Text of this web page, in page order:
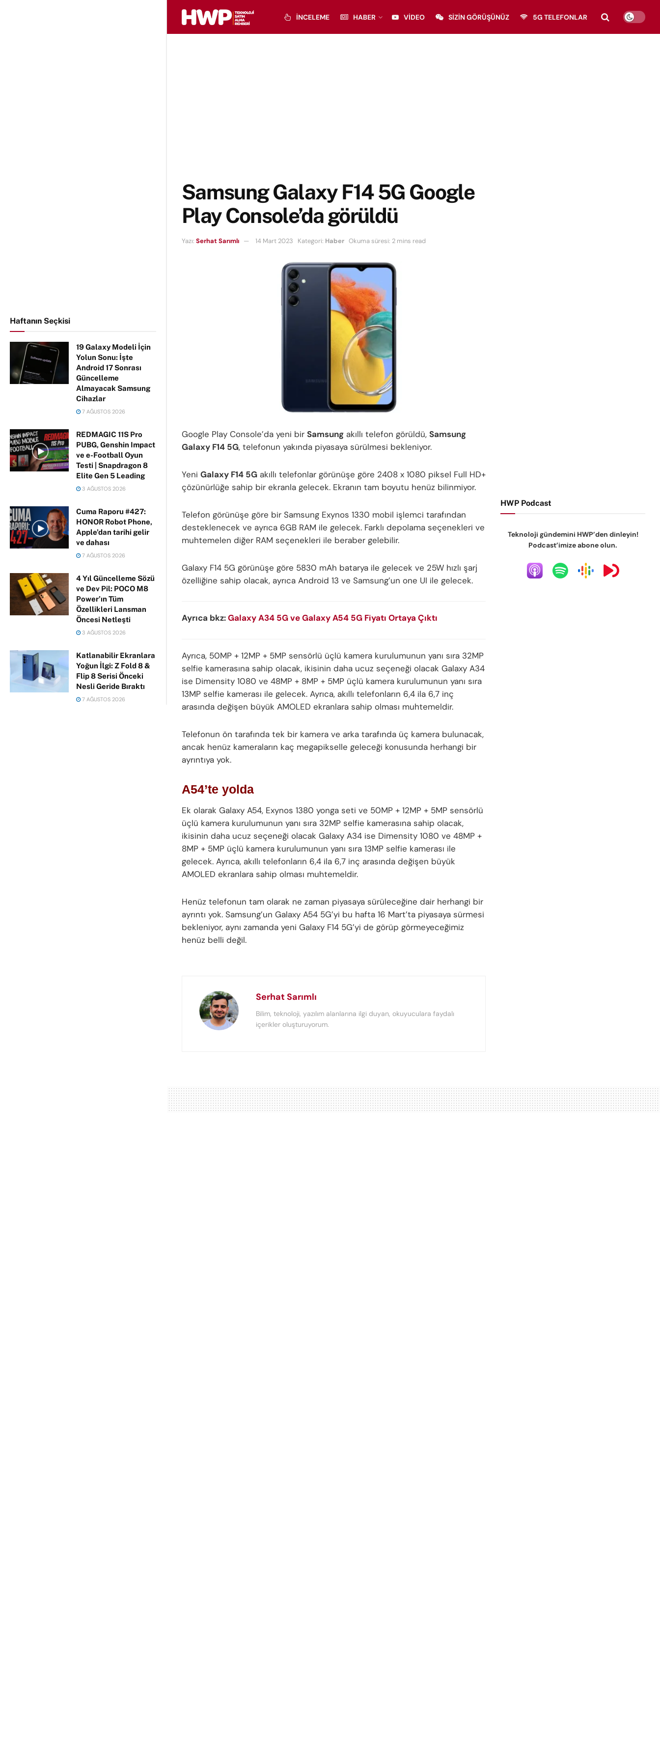
Haftanın Seçkisi
19 Galaxy Modeli İçin
Yolun Sonu: İşte
Android 17 Sonrası
Güncelleme
Almayacak Samsung
Cihazlar
7 AĞUSTOS 2026
REDMAGIC 11S Pro
PUBG, Genshin Impact
ve e-Football Oyun
Testi | Snapdragon 8
Elite Gen 5 Leading
3 AĞUSTOS 2026
Cuma Raporu #427:
HONOR Robot Phone,
Apple’dan tarihi gelir
ve dahası
7 AĞUSTOS 2026
4 Yıl Güncelleme Sözü
ve Dev Pil: POCO M8
Power’ın Tüm
Özellikleri Lansman
Öncesi Netleşti
3 AĞUSTOS 2026
Katlanabilir Ekranlara
Yoğun İlgi: Z Fold 8 &
Flip 8 Serisi Önceki
Nesli Geride Bıraktı
7 AĞUSTOS 2026
İNCELEME HABER VIDEO SIZIN GÖRÜŞÜNÜZ 5G TELEFONLAR
Samsung Galaxy F14 5G Google
Play Console’da görüldü
Yazı: Serhat Sarımlı 14 Mart 2023 Kategori: Haber Okuma süresi: 2 mins read
Google Play Console’da yeni bir Samsung akıllı telefon görüldü, Samsung
Galaxy F14 5G, telefonun yakında piyasaya sürülmesi bekleniyor.
Yeni Galaxy F14 5G akıllı telefonlar görünüşe göre 2408 x 1080 piksel Full HD+
çözünürlüğe sahip bir ekranla gelecek. Ekranın tam boyutu henüz bilinmiyor.
Telefon görünüşe göre bir Samsung Exynos 1330 mobil işlemci tarafından
desteklenecek ve ayrıca 6GB RAM ile gelecek. Farklı depolama seçenekleri ve
muhtemelen diğer RAM seçenekleri ile beraber gelebilir.
Galaxy F14 5G görünüşe göre 5830 mAh batarya ile gelecek ve 25W hızlı şarj
özelliğine sahip olacak, ayrıca Android 13 ve Samsung’un one UI ile gelecek.
Ayrıca bkz:Galaxy A34 5G ve Galaxy A54 5G Fiyatı Ortaya Çıktı
Ayrıca, 50MP + 12MP + 5MP sensörlü üçlü kamera kurulumunun yanı sıra 32MP
selfie kamerasına sahip olacak, ikisinin daha ucuz seçeneği olacak Galaxy A34
ise Dimensity 1080 ve 48MP + 8MP + 5MP üçlü kamera kurulumunun yanı sıra
13MP selfie kamerası ile gelecek. Ayrıca, akıllı telefonların 6,4 ila 6,7 inç
arasında değişen büyük AMOLED ekranlara sahip olması muhtemeldir.
Telefonun ön tarafında tek bir kamera ve arka tarafında üç kamera bulunacak,
ancak henüz kameraların kaç megapikselle geleceği konusunda herhangi bir
ayrıntıya yok.
A54’te yolda
Ek olarak Galaxy A54, Exynos 1380 yonga seti ve 50MP + 12MP + 5MP sensörlü
üçlü kamera kurulumunun yanı sıra 32MP selfie kamerasına sahip olacak,
ikisinin daha ucuz seçeneği olacak Galaxy A34 ise Dimensity 1080 ve 48MP +
8MP + 5MP üçlü kamera kurulumunun yanı sıra 13MP selfie kamerası ile
gelecek. Ayrıca, akıllı telefonların 6,4 ila 6,7 inç arasında değişen büyük
AMOLED ekranlara sahip olması muhtemeldir.
Henüz telefonun tam olarak ne zaman piyasaya sürüleceğine dair herhangi bir
ayrıntı yok. Samsung’un Galaxy A54 5G’yi bu hafta 16 Mart’ta piyasaya sürmesi
bekleniyor, aynı zamanda yeni Galaxy F14 5G’yi de görüp görmeyeceğimiz
henüz belli değil.
Serhat Sarımlı
Bilim, teknoloji, yazılım alanlarına ilgi duyan, okuyuculara faydalı
içerikler oluşturuyorum.
HWP Podcast
Teknoloji gündemini HWP’den dinleyin!
Podcast’imize abone olun.